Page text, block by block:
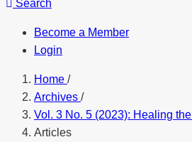
Search
Become a Member
Login
Home /
Archives /
Vol. 3 No. 5 (2023): Healing
Articles